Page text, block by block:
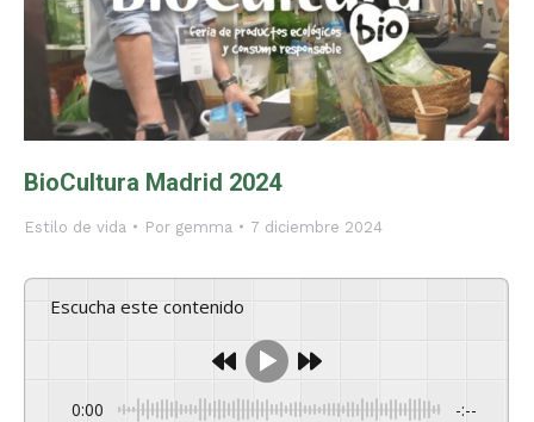
BioCultura Madrid 2024
Estilo de vida Por gemma 7 diciembre 2024
Escucha este contenido
0:00 -:--